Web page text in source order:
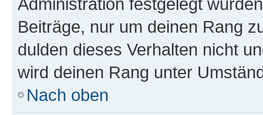
Beiträge, nur um deinen Rang
dulden dieses Verhalten nicht
wird deinen Rang unter
Nach oben